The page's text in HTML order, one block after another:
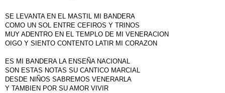
SE LEVANTA EN EL MASTIL MI BANDERA
COMO UN SOL ENTRE CEFIROS Y TRINOS
MUY ADENTRO EN EL TEMPLO DE MI VENERACION
OIGO Y SIENTO CONTENTO LATIR MI CORAZON
ES MI BANDERA LA ENSEÑA NACIONAL
SON ESTAS NOTAS SU CANTICO MARCIAL
DESDE NIÑOS SABREMOS VENERARLA
Y TAMBIEN POR SU AMOR VIVIR